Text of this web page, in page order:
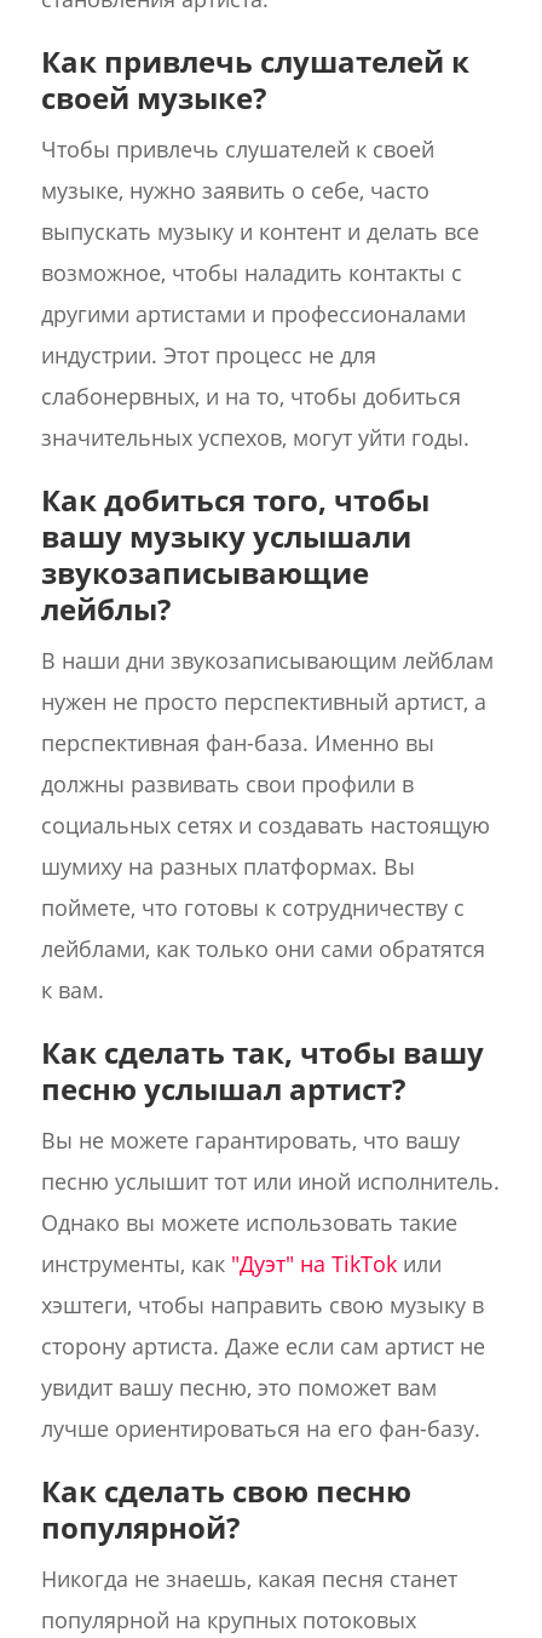
Как привлечь слушателей к
своей музыке?
Чтобы привлечь слушателей к своей
музыке, нужно заявить о себе, часто
выпускать музыку и контент и делать все
возможное, чтобы наладить контакты с
другими артистами и профессионалами
индустрии. Этот процесс не для
слабонервных, и на то, чтобы добиться
значительных успехов, могут уйти годы.
Как добиться того, чтобы
вашу музыку услышали
звукозаписывающие
лейблы?
В наши дни звукозаписывающим лейблам
нужен не просто перспективный артист, а
перспективная фан-база. Именно вы
должны развивать свои профили в
социальных сетях и создавать настоящую
шумиху на разных платформах. Вы
поймете, что готовы к сотрудничеству с
лейблами, как только они сами обратятся
к вам.
Как сделать так, чтобы вашу
песню услышал артист?
Вы не можете гарантировать, что вашу
песню услышит тот или иной исполнитель.
Однако вы можете использовать такие
инструменты, как "Дуэт" на TikTokили
хэштеги, чтобы направить свою музыку в
сторону артиста. Даже если сам артист не
увидит вашу песню, это поможет вам
лучше ориентироваться на его фан-базу.
Как сделать свою песню
популярной?
Никогда не знаешь, какая песня станет
популярной на крупных потоковых